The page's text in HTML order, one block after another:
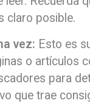
claro posible.
vez: Esto es
o artículos
para
que trae